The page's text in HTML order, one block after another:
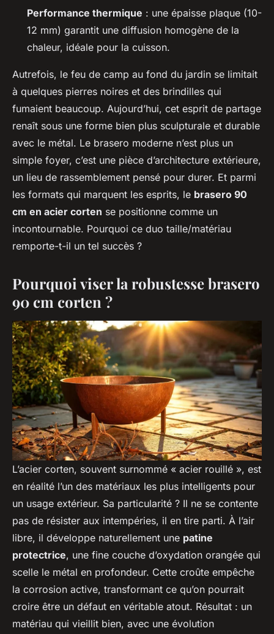
Performance thermique : une épaisse plaque (10-
12 mm) garantit une diffusion homogène de la
chaleur, idéale pour la cuisson.
Autrefois, le feu de camp au fond du jardin se limitait
à quelques pierres noires et des brindilles qui
fumaient beaucoup. Aujourd’hui, cet esprit de partage
renaît sous une forme bien plus sculpturale et durable
avec le métal. Le brasero moderne n’est plus un
simple foyer, c’est une pièce d’architecture extérieure,
un lieu de rassemblement pensé pour durer. Et parmi
les formats qui marquent les esprits, le brasero 90
cm en acier corten se positionne comme un
incontournable. Pourquoi ce duo taille/matériau
remporte-t-il un tel succès ?
Pourquoi viser la robustesse brasero
90 cm corten ?
L’acier corten, souvent surnommé « acier rouillé », est
en réalité l’un des matériaux les plus intelligents pour
un usage extérieur. Sa particularité ? Il ne se contente
pas de résister aux intempéries, il en tire parti. À l’air
libre, il développe naturellement une patine
protectrice, une fine couche d’oxydation orangée qui
scelle le métal en profondeur. Cette croûte empêche
la corrosion active, transformant ce qu’on pourrait
croire être un défaut en véritable atout. Résultat : un
matériau qui vieillit bien, avec une évolution